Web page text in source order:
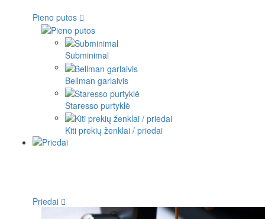
Pieno putos
Subminimal
Bellman garlaivis
Staresso purtyklė
Kiti prekių ženklai / priedai
Priedai